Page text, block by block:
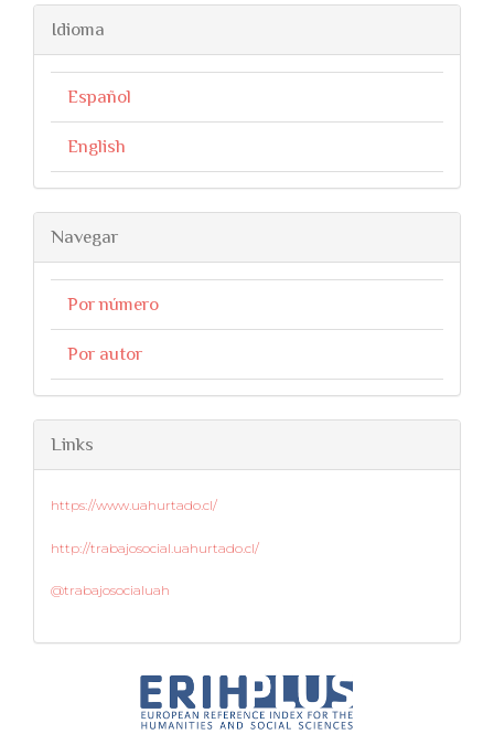
Idioma
Español
English
Navegar
Por número
Por autor
Links
https://www.uahurtado.cl/
http://trabajosocial.uahurtado.cl/
@trabajosocialuah